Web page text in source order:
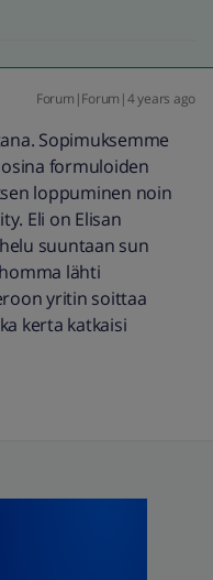
Forum|Forum|4 years ago
Sopimuksemme
formuloiden
loppuminen noin
Eli on Elisan
suuntaan sun
lähti
yritin soittaa
kerta katkaisi